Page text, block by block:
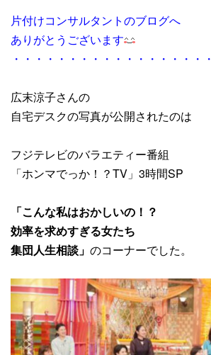
片付けコンサルタントのブログへ
ありがとうございます
・ ・・・・・・・・・・・・・・・・・
広末涼子さんの
自宅デスクの写真が公開されたのは
フジテレビのバラエティー番組
「ホンマでっか！？TV」3時間SP
「こんな私はおかしいの！？
効率を求めすぎる女たち
集団人生相談」 のコーナーでした。